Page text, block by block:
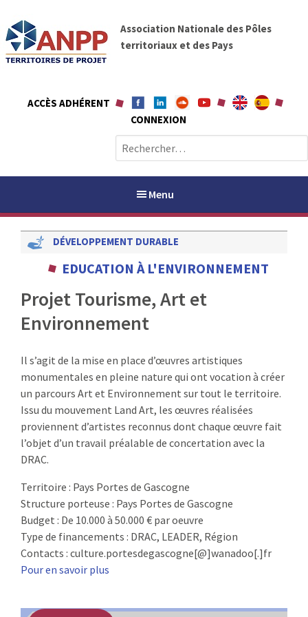
t
A
N
P
P
Association Nationale des Pôles
territoriaux et des Pays
ACCÈS ADHÉRENT
CONNEXION
e
c
c
e
r
:
Menu
PAYS / PETR
ANPP
RENCONTRES
PUBLICATIONS
JURIDIQUE
EUROPE
DÉVELOPPEMENT DURABLE
EDUCATION À L'ENVIRONNEMENT
Projet Tourisme, Art et
Environnement
Il s’agit de la mise en place d’œuvres artistiques
monumentales en pleine nature qui ont vocation à créer
un parcours Art et Environnement sur tout le territoire.
Issu du mouvement Land Art, les œuvres réalisées
proviennent d’artistes reconnus dont chaque œuvre fait
l’objet d’un travail préalable de concertation avec la
DRAC.
Territoire : Pays Portes de Gascogne
Structure porteuse : Pays Portes de Gascogne
Budget : De 10.000 à 50.000 € par oeuvre
Type de financements : DRAC, LEADER, Région
Contacts : culture.portesdegascogne[@]wanadoo[.]fr
Pour en savoir plus